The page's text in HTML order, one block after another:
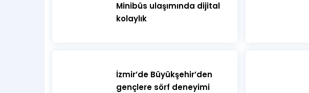
Minibüs ulaşımında dijital
kolaylık
İzmir’de Büyükşehir’den
gençlere sörf deneyimi